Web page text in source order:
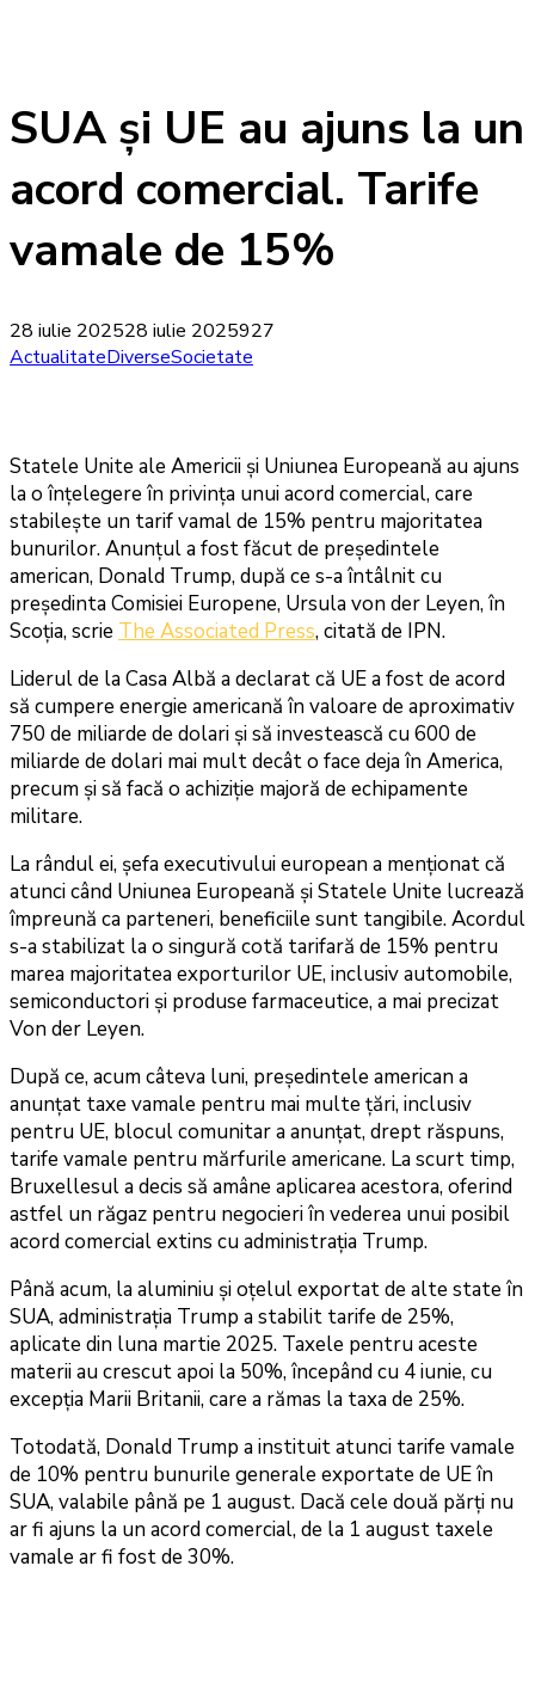
SUA și UE au ajuns la un
acord comercial. Tarife
vamale de 15%
28 iulie 202528 iulie 2025927
ActualitateDiverseSocietate
Statele Unite ale Americii și Uniunea Europeană au ajuns
la o înțelegere în privința unui acord comercial, care
stabilește un tarif vamal de 15% pentru majoritatea
bunurilor. Anunțul a fost făcut de președintele
american, Donald Trump, după ce s-a întâlnit cu
președinta Comisiei Europene, Ursula von der Leyen, în
Scoția, scrie The Associated Press, citată de IPN.
Liderul de la Casa Albă a declarat că UE a fost de acord
să cumpere energie americană în valoare de aproximativ
750 de miliarde de dolari și să investească cu 600 de
miliarde de dolari mai mult decât o face deja în America,
precum și să facă o achiziție majoră de echipamente
militare.
La rândul ei, șefa executivului european a menționat că
atunci când Uniunea Europeană și Statele Unite lucrează
împreună ca parteneri, beneficiile sunt tangibile. Acordul
s-a stabilizat la o singură cotă tarifară de 15% pentru
marea majoritatea exporturilor UE, inclusiv automobile,
semiconductori și produse farmaceutice, a mai precizat
Von der Leyen.
După ce, acum câteva luni, președintele american a
anunțat taxe vamale pentru mai multe țări, inclusiv
pentru UE, blocul comunitar a anunțat, drept răspuns,
tarife vamale pentru mărfurile americane. La scurt timp,
Bruxellesul a decis să amâne aplicarea acestora, oferind
astfel un răgaz pentru negocieri în vederea unui posibil
acord comercial extins cu administrația Trump.
Până acum, la aluminiu și oțelul exportat de alte state în
SUA, administrația Trump a stabilit tarife de 25%,
aplicate din luna martie 2025. Taxele pentru aceste
materii au crescut apoi la 50%, începând cu 4 iunie, cu
excepția Marii Britanii, care a rămas la taxa de 25%.
Totodată, Donald Trump a instituit atunci tarife vamale
de 10% pentru bunurile generale exportate de UE în
SUA, valabile până pe 1 august. Dacă cele două părți nu
ar fi ajuns la un acord comercial, de la 1 august taxele
vamale ar fi fost de 30%.